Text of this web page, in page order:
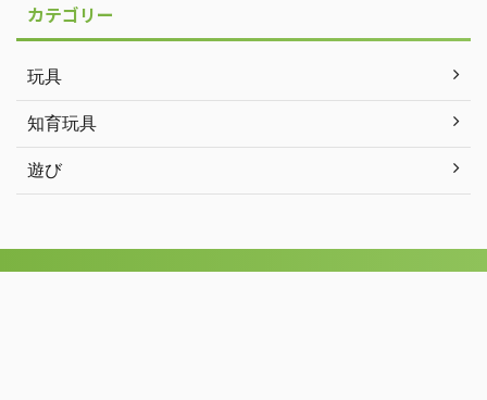
カテゴリー
玩具
知育玩具
遊び